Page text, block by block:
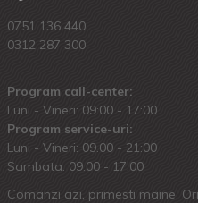
0751 136 440
0312 287 300
Program call-center:
Luni - Vineri: 09:00 - 17:00
Program service-uri:
Luni - Vineri: 09.00 - 21:00
Sambata: 09:00 - 17:00
Comanzi azi, primesti maine.